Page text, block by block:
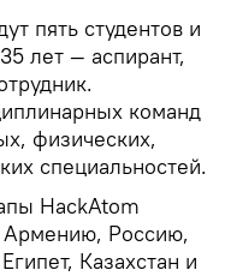
пять студентов и
лет — аспирант,
команд
физических,
специальностей.
HackAtom
Армению, Россию,
Казахстан и